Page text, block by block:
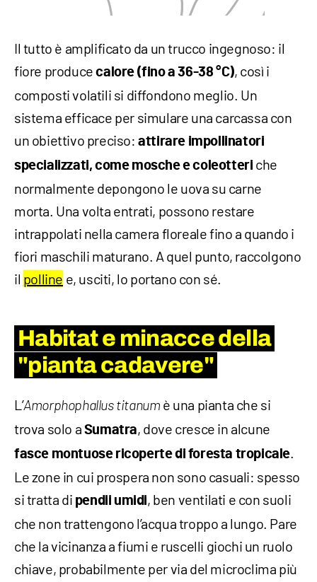
Il tutto è amplificato da un trucco ingegnoso: il
fiore produce calore (fino a 36-38 °C), così i
composti volatili si diffondono meglio. Un
sistema efficace per simulare una carcassa con
un obiettivo preciso:attirare impollinatori
specializzati, come mosche e coleotteri che
normalmente depongono le uova su carne
morta. Una volta entrati, possono restare
intrappolati nella camera floreale fino a quando i
fiori maschili maturano. A quel punto, raccolgono
il polline e, usciti, lo portano con sé.
Habitat e minacce della
"pianta cadavere"
L’Amorphophallus titanum è una pianta che si
trova solo a Sumatra, dove cresce in alcune
fasce montuose ricoperte di foresta tropicale.
Le zone in cui prospera non sono casuali: spesso
si tratta di pendii umidi, ben ventilati e con suoli
che non trattengono l’acqua troppo a lungo. Pare
che la vicinanza a fiumi e ruscelli giochi un ruolo
chiave, probabilmente per via del microclima più